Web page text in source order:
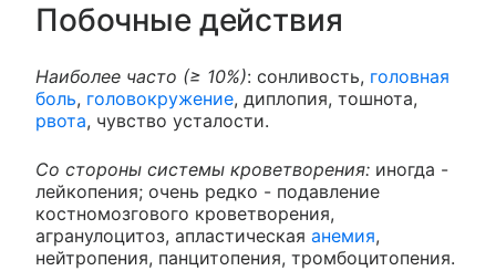
Побочные действия
Наиболее часто (≥ 10%): сонливость, головная
боль, головокружение, диплопия, тошнота,
рвота, чувство усталости.
Со стороны системы кроветворения: иногда -
лейкопения; очень редко - подавление
костномозгового кроветворения,
агранулоцитоз, апластическая анемия,
нейтропения, панцитопения, тромбоцитопения.